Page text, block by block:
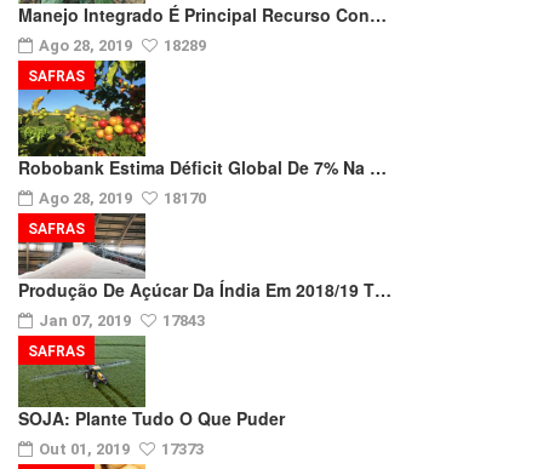
Manejo Integrado É Principal Recurso Con…
Ago 28, 2019 18289
Robobank Estima Déficit Global De 7% Na …
Ago 28, 2019 18170
SAFRAS
Produção De Açúcar Da Índia Em 2018/19 T…
Jan 07, 2019 17843
SAFRAS
SOJA: Plante Tudo O Que Puder
Out 01, 2019 17373
SAFRAS